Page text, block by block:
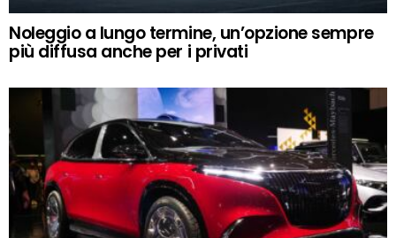
Noleggio a lungo termine, un’opzione sempre
più diffusa anche per i privati